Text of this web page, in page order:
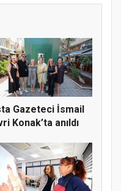
Gazeteci İsmail
Konak’ta anıldı